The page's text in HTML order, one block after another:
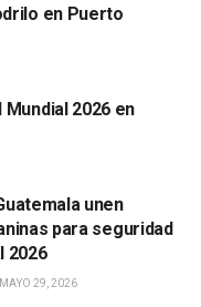
en Puerto
2026 en
unen
para seguridad
2026
MAYO 29, 2026